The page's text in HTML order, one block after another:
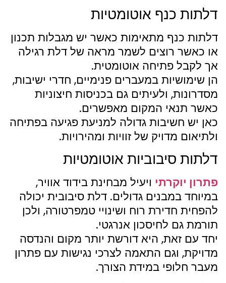
דלתות כנף אוטומטיות
דלתות כנף מתאימות כאשר יש מגבלות תכנון
או כאשר רוצים לשמר מראה של דלת רגילה
אך לקבל פתיחה אוטומטית.
הן שימושיות במעברים פנימיים, חדרי ישיבות,
מסדרונות, ולעיתים גם בכניסות חיצוניות
כאשר תנאי המקום מאפשרים.
כאן יש חשיבות גדולה למניעת פגיעה בפתיחה
ולתיאום מדויק של זוויות ומהירויות.
דלתות סיבוביות אוטומטיות
פתרון יוקרתי ויעיל מבחינת בידוד אוויר,
במיוחד במבנים גדולים. דלת סיבובית יכולה
להפחית חדירת רוח ושינויי טמפרטורה, ולכן
תורמת גם לחיסכון אנרגטי.
יחד עם זאת, היא דורשת יותר מקום והנדסה
מדויקת, וגם התאמה לצרכי נגישות עם פתרון
מעבר חלופי במידת הצורך.